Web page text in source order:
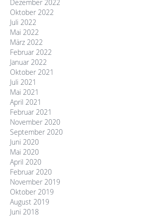
Dezember 2022
Oktober 2022
Juli 2022
Mai 2022
März 2022
Februar 2022
Januar 2022
Oktober 2021
Juli 2021
Mai 2021
April 2021
Februar 2021
November 2020
September 2020
Juni 2020
Mai 2020
April 2020
Februar 2020
November 2019
Oktober 2019
August 2019
Juni 2018